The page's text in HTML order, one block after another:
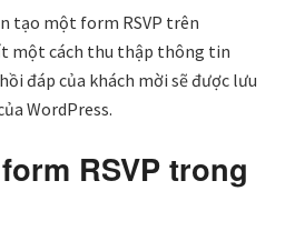
tạo một form RSVP trên
một cách thu thập thông tin
đáp của khách mời sẽ được lưu
WordPress.
RSVP trong